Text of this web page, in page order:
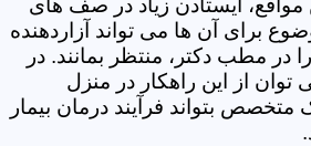
مواقع، ایستادن زیاد در صف های
برای آن ها می تواند آزاردهنده
در مطب دکتر، منتظر بمانند. در
از این راهکار در منزل
متخصص بتواند فرآیند درمان بیمار